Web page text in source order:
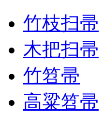
竹枝扫帚
木把扫帚
竹笤帚
高粱笤帚